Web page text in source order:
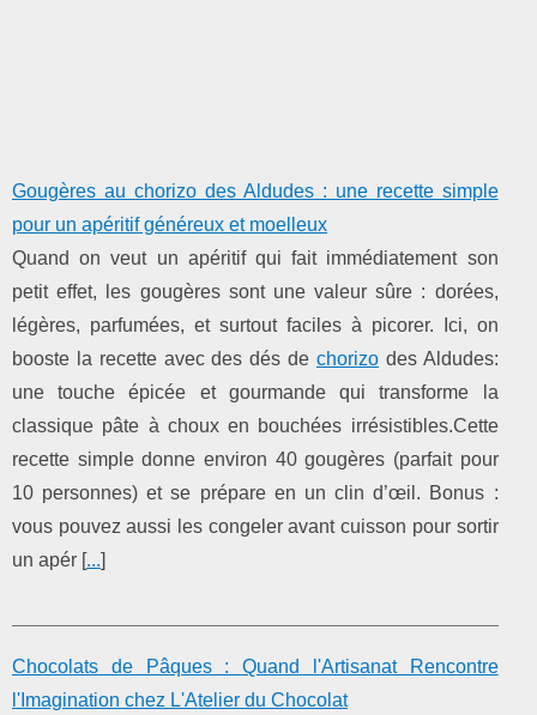
Gougères au chorizo des Aldudes : une recette simple
pour un apéritif généreux et moelleux
Quand on veut un apéritif qui fait immédiatement son
petit effet, les gougères sont une valeur sûre : dorées,
légères, parfumées, et surtout faciles à picorer. Ici, on
booste la recette avec des dés de chorizodes Aldudes:
une touche épicée et gourmande qui transforme la
classique pâte à choux en bouchées irrésistibles.Cette
recette simple donne environ 40 gougères (parfait pour
10 personnes) et se prépare en un clin d’œil. Bonus :
vous pouvez aussi les congeler avant cuisson pour sortir
un apér [...]
Chocolats de Pâques : Quand l'Artisanat Rencontre
l'Imagination chez L'Atelier du Chocolat